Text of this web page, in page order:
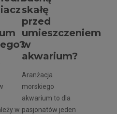
w
skałę
przed
umieszczeniem
w
akwarium?
Aranżacja
morskiego
akwarium to dla
pasjonatów jeden